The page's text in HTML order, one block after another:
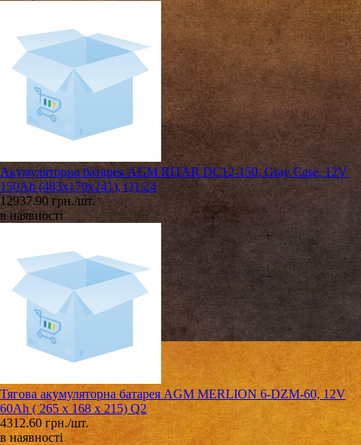
Акумуляторна батарея AGM RITAR DC12-150, Gray Case, 12V
150Ah (483х170х241), Q1/24
12937.90 грн./шт.
в наявності
Тягова акумуляторна батарея AGM MERLION 6-DZM-60, 12V
60Ah ( 265 x 168 x 215) Q2
4312.60 грн./шт.
в наявності